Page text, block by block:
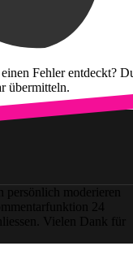
Fehler entdeckt?
übermitteln.
moderieren
24
Vielen Dank für